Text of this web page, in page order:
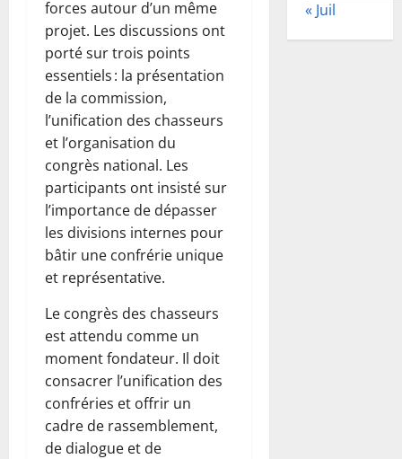
forces autour d’un même
projet. Les discussions ont
porté sur trois points
essentiels : la présentation
de la commission,
l’unification des chasseurs
et l’organisation du
congrès national. Les
participants ont insisté sur
l’importance de dépasser
les divisions internes pour
bâtir une confrérie unique
et représentative.
Le congrès des chasseurs
est attendu comme un
moment fondateur. Il doit
consacrer l’unification des
confréries et offrir un
cadre de rassemblement,
de dialogue et de
« Juil